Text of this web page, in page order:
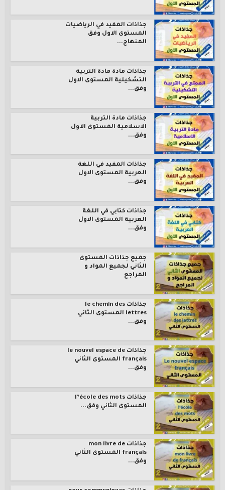
جذاذات المفيد في الرياضيات
المستوى الاول وفق
المنهاج...
جذاذات مادة مادة التربية
التشكيلية المستوى الاول
وفق...
جذاذات مادة التربية
الاسلامية المستوى الاول
وفق...
جذاذات المفيد في اللغة
العربية المستوى الاول
وفق...
جذاذات كتابي في اللغة
العربية المستوى الاول
وفق...
جميع جذاذات المستوى
الثاني لجميع المواد و
المراجع
جذاذات le chemin des
lettres المستوى الثاني
وفق...
جذاذات le nouvel espace de
français المستوى الثاني
وفق...
جذاذات l’école des mots
المستوى الثاني وفق...
جذاذات mon livre de
français المستوى الثاني
وفق...